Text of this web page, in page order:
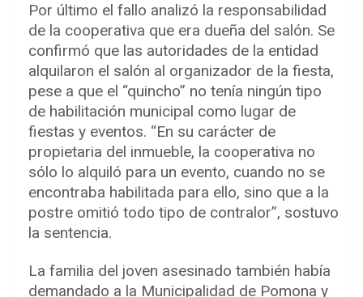
Por último el fallo analizó la responsabilidad
de la cooperativa que era dueña del salón. Se
confirmó que las autoridades de la entidad
alquilaron el salón al organizador de la fiesta,
pese a que el “quincho” no tenía ningún tipo
de habilitación municipal como lugar de
fiestas y eventos. “En su carácter de
propietaria del inmueble, la cooperativa no
sólo lo alquiló para un evento, cuando no se
encontraba habilitada para ello, sino que a la
postre omitió todo tipo de contralor”, sostuvo
la sentencia.
La familia del joven asesinado también había
demandado a la Municipalidad de Pomona y